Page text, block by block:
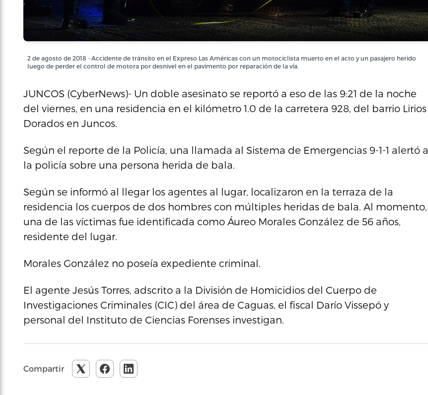
2 de agosto de 2018 - Accidente de tránsito en el Expreso Las Américas con un motociclista muerto en el acto y un pasajero herido
luego de perder el control de motora por desnivel en el pavimento por reparación de la vía.
JUNCOS (CyberNews)- Un doble asesinato se reportó a eso de las 9:21 de la noche
del viernes, en una residencia en el kilómetro 1.0 de la carretera 928, del barrio Lirios
Dorados en Juncos.
Según el reporte de la Policía, una llamada al Sistema de Emergencias 9-1-1 alertó a
la policía sobre una persona herida de bala.
Según se informó al llegar los agentes al lugar, localizaron en la terraza de la
residencia los cuerpos de dos hombres con múltiples heridas de bala. Al momento,
una de las víctimas fue identificada como Áureo Morales González de 56 años,
residente del lugar.
Morales González no poseía expediente criminal.
El agente Jesús Torres, adscrito a la División de Homicidios del Cuerpo de
Investigaciones Criminales (CIC) del área de Caguas, el fiscal Darío Vissepó y
personal del Instituto de Ciencias Forenses investigan.
Compartir